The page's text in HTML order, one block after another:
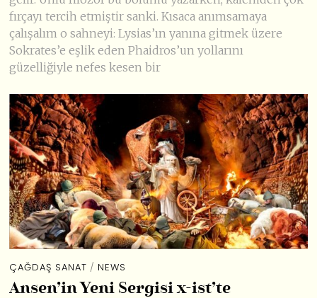
fırçayı tercih etmiştir sanki. Kısaca anımsamaya
çalışalım o sahneyi: Lysias’ın yanına gitmek üzere
Sokrates’e eşlik eden Phaidros’un yollarını
güzelliğiyle nefes kesen bir
ÇAĞDAŞ SANAT / NEWS
Ansen’in Yeni Sergisi x-ist’te